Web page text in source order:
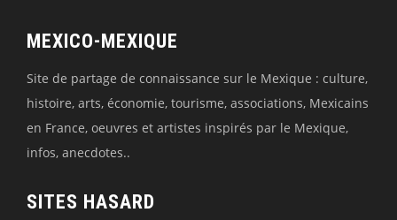
MEXICO-MEXIQUE
Site de partage de connaissance sur le Mexique : culture,
histoire, arts, économie, tourisme, associations, Mexicains
en France, oeuvres et artistes inspirés par le Mexique,
infos, anecdotes..
SITES HASARD